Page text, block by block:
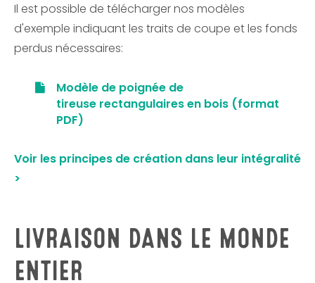
Il est possible de télécharger nos modèles
d'exemple indiquant les traits de coupe et les fonds
perdus nécessaires:
Modèle de poignée de
tireuse rectangulaires en bois (format
PDF)
Voir les principes de création dans leur intégralité
>
LIVRAISON DANS LE MONDE
ENTIER